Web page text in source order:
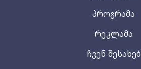
პროგრამა
რეკლამა
ჩვენ შესახებ